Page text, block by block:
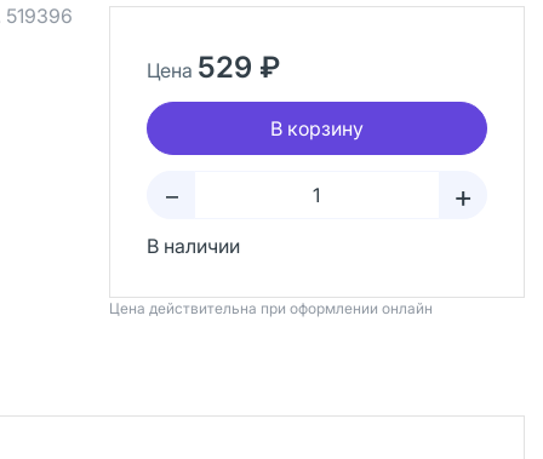
519396
Цена 529 ₽
В корзину
– +
В наличии
Цена действительна при оформлении онлайн